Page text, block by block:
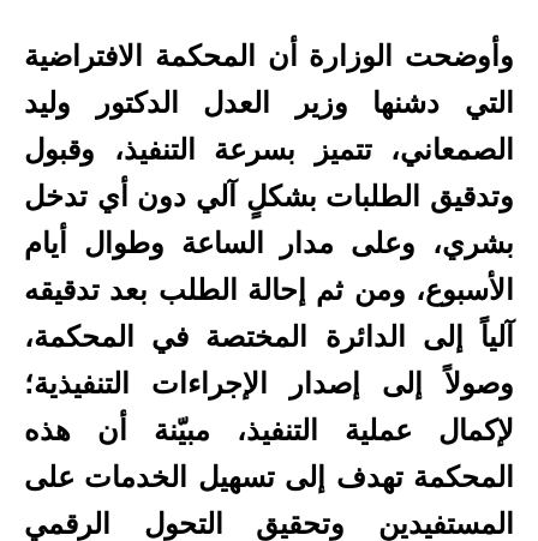
وأوضحت الوزارة أن المحكمة الافتراضية
التي دشنها وزير العدل الدكتور وليد
الصمعاني، تتميز بسرعة التنفيذ، وقبول
وتدقيق الطلبات بشكلٍ آلي دون أي تدخل
بشري، وعلى مدار الساعة وطوال أيام
الأسبوع، ومن ثم إحالة الطلب بعد تدقيقه
آلياً إلى الدائرة المختصة في المحكمة،
وصولاً إلى إصدار الإجراءات التنفيذية؛
لإكمال عملية التنفيذ، مبيّنة أن هذه
المحكمة تهدف إلى تسهيل الخدمات على
المستفيدين وتحقيق التحول الرقمي